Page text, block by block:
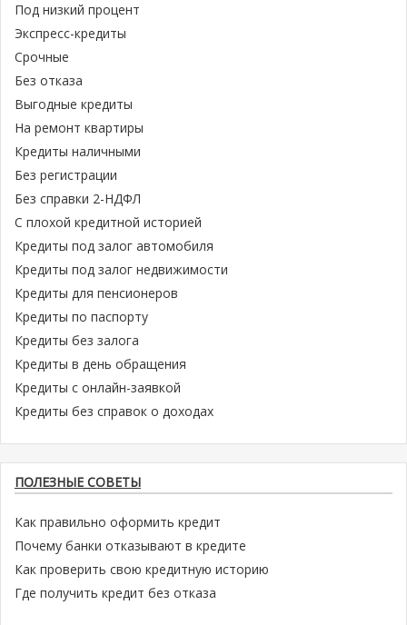
Под низкий процент
Экспресс-кредиты
Срочные
Без отказа
Выгодные кредиты
На ремонт квартиры
Кредиты наличными
Без регистрации
Без справки 2-НДФЛ
С плохой кредитной историей
Кредиты под залог автомобиля
Кредиты под залог недвижимости
Кредиты для пенсионеров
Кредиты по паспорту
Кредиты без залога
Кредиты в день обращения
Кредиты с онлайн-заявкой
Кредиты без справок о доходах
ПОЛЕЗНЫЕ СОВЕТЫ
Как правильно оформить кредит
Почему банки отказывают в кредите
Как проверить свою кредитную историю
Где получить кредит без отказа